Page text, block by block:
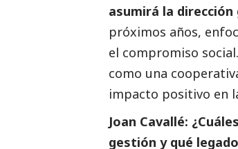
asumirá la dirección
próximos años,
el compromiso social
como una
impacto positivo en
Joan Cavallé:
gestión y qué